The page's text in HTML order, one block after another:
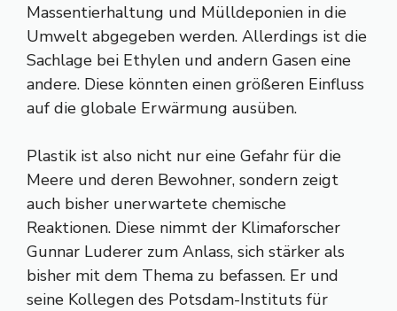
Massentierhaltung und Mülldeponien in die
Umwelt abgegeben werden. Allerdings ist die
Sachlage bei Ethylen und andern Gasen eine
andere. Diese könnten einen größeren Einfluss
auf die globale Erwärmung ausüben.
Plastik ist also nicht nur eine Gefahr für die
Meere und deren Bewohner, sondern zeigt
auch bisher unerwartete chemische
Reaktionen. Diese nimmt der Klimaforscher
Gunnar Luderer zum Anlass, sich stärker als
bisher mit dem Thema zu befassen. Er und
seine Kollegen des Potsdam-Instituts für